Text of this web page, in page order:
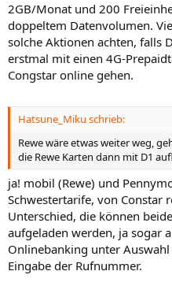
2GB/Monat und 200
doppeltem Datenvolumen.
solche Aktionen achten, falls
erstmal mit einen 4G-
Congstar online gehen.
Hatsune_Miku schrieb:
Rewe wäre etwas weiter weg,
die Rewe Karten dann mit D1
ja! mobil (Rewe) und
Schwestertarife, von Constar
Unterschied, die können
aufgeladen werden, ja sogar
Onlinebanking unter
Eingabe der Rufnummer.